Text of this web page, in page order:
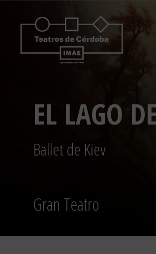
contenido
EL LAGO
Ballet de Kiev
Gran Teatro